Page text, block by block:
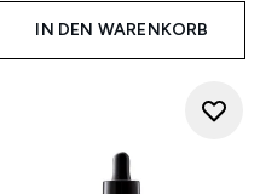
IN DEN WARENKORB